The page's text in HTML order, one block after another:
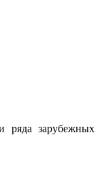
ряда зарубежных